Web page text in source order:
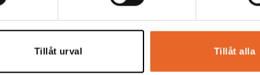
Tillåt urval Tillåt alla
Hyr produkter
Inspiration
Om oss